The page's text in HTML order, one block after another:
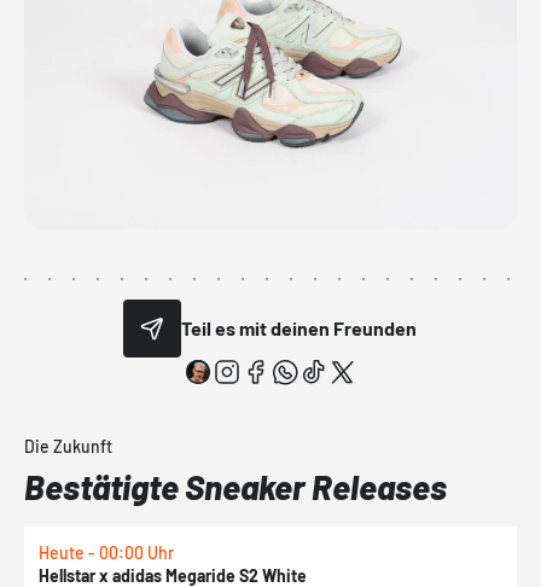
Teil es mit deinen Freunden
Die Zukunft
Bestätigte Sneaker Releases
Heute - 00:00 Uhr
Hellstar x adidas Megaride S2 White